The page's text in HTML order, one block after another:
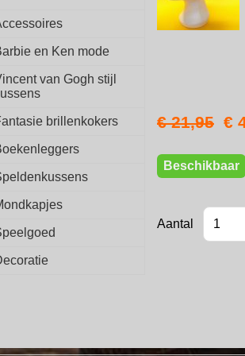
en Ken mode
van Gogh stijl
brillenkokers € 21,95 €
Beschikbaar
Aantal